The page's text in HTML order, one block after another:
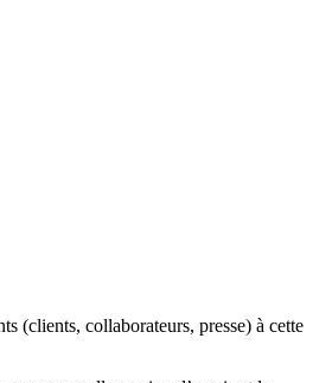
(clients, collaborateurs, presse) à cette